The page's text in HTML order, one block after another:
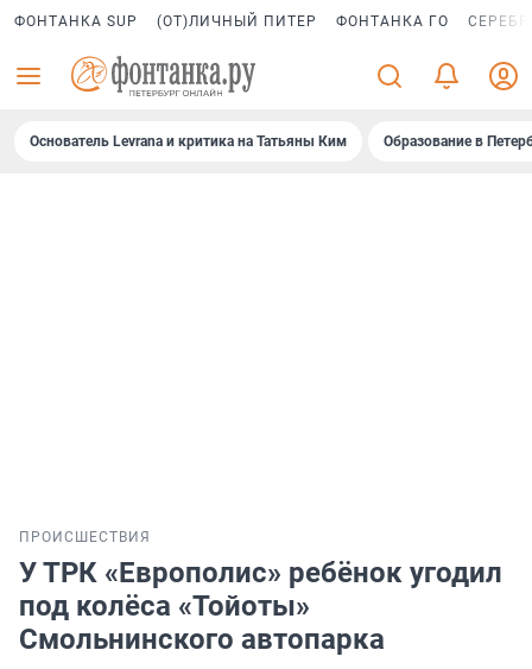
ФОНТАНКА SUP (ОТ)ЛИЧНЫЙ ПИТЕР ФОНТАНКА ГО
Основатель Levrana и критика на Татьяны Ким Образование в
ПРОИСШЕСТВИЯ
У ТРК «Европолис» ребёнок угодил
под колёса «Тойоты»
Смольнинского автопарка